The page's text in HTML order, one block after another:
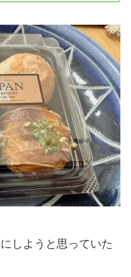
しようと思っていた